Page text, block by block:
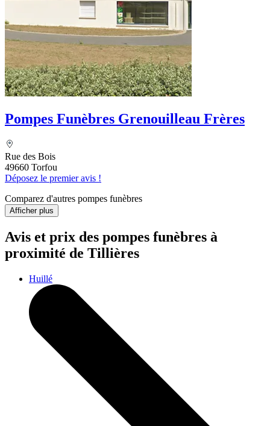
Pompes Funèbres Grenouilleau Frères
Rue des Bois
49660 Torfou
Déposez le premier avis !
Comparez d'autres pompes funèbres
Afficher plus
Avis et prix des pompes funèbres à
proximité de Tillières
Huillé